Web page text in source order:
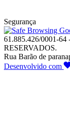
Segurança
61.885.426/0001-
RESERVADOS.
Rua Barão de
Desenvolvido com